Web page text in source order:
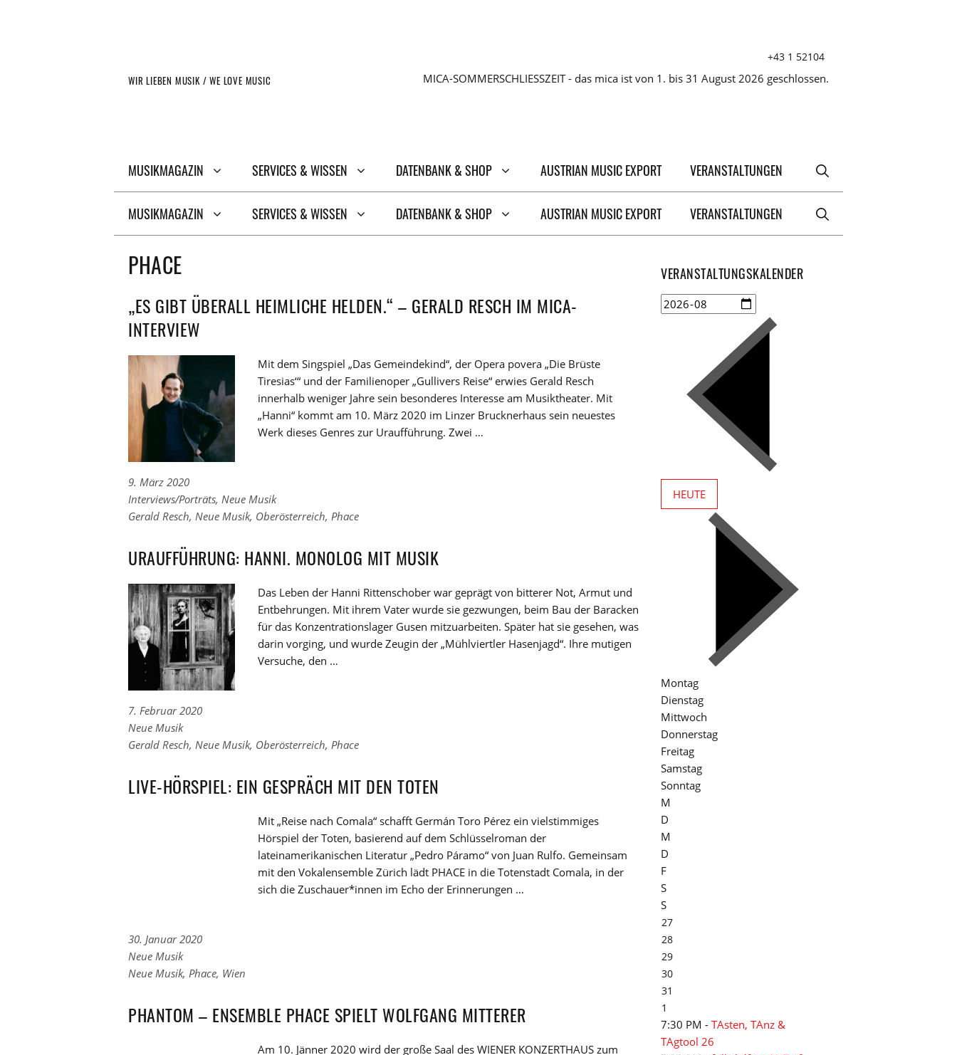
+43 1 52104
WIR LIEBEN MUSIK / WE LOVE MUSIC MICA-SOMMERSCHLIESSZEIT - das mica ist von 1. bis 31 August 2026 geschlossen.
MUSIKMAGAZIN SERVICES & WISSEN DATENBANK & SHOP AUSTRIAN MUSIC EXPORT VERANSTALTUNGEN
MUSIKMAGAZIN SERVICES & WISSEN DATENBANK & SHOP AUSTRIAN MUSIC EXPORT VERANSTALTUNGEN
PHACE
„ES GIBT ÜBERALL HEIMLICHE HELDEN.“ – GERALD RESCH IM MICA-
INTERVIEW
Mit dem Singspiel „Das Gemeindekind“, der Opera povera „Die Brüste
Tiresias‘“ und der Familienoper „Gullivers Reise“ erwies Gerald Resch
innerhalb weniger Jahre sein besonderes Interesse am Musiktheater. Mit
„Hanni“ kommt am 10. März 2020 im Linzer Brucknerhaus sein neuestes
Werk dieses Genres zur Uraufführung. Zwei …
9. März 2020
Links
zu
Kategorien
Interviews/Porträts, Neue Musik
Links
den
Tags
Gerald Resch, Neue Musik, Oberösterreich, Phace
URAUFFÜHRUNG: HANNI. MONOLOG MIT MUSIK
Das Leben der Hanni Rittenschober war geprägt von bitterer Not, Armut und
Entbehrungen. Mit ihrem Vater wurde sie gezwungen, beim Bau der Baracken
für das Konzentrationslager Gusen mitzuarbeiten. Später hat sie gesehen, was
darin vorging, und wurde Zeugin der „Mühlviertler Hasenjagd“. Ihre mutigen
Versuche, den …
7. Februar 2020
Links
zu
Kategorien
Neue Musik
Links
den
Tags
Gerald Resch, Neue Musik, Oberösterreich, Phace
LIVE-HÖRSPIEL: EIN GESPRÄCH MIT DEN TOTEN
Mit „Reise nach Comala“ schafft Germán Toro Pérez ein vielstimmiges
Hörspiel der Toten, basierend auf dem Schlüsselroman der
lateinamerikanischen Literatur „Pedro Páramo“ von Juan Rulfo. Gemeinsam
mit den Vokalensemble Zürich lädt PHACE in die Totenstadt Comala, in der
sich die Zuschauer*innen im Echo der Erinnerungen …
30. Januar 2020
Links
zu
Kategorien
Neue Musik
Links
den
Tags
Neue Musik, Phace, Wien
PHANTOM – ENSEMBLE PHACE SPIELT WOLFGANG MITTERER
Am 10. Jänner 2020 wird der große Saal des WIENER KONZERTHAUS zum
VERANSTALTUNGSKALENDER
HEUTE
Montag
Dienstag
Mittwoch
Donnerstag
Freitag
Samstag
Sonntag
M
D
M
D
F
S
S
27
28
29
30
31
1
7:30 PM - TAsten, TAnz &
TAgtool 26